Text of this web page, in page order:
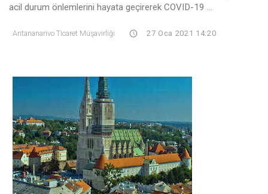
acil durum önlemlerini hayata geçirerek COVID-19 ...
Antananarivo Ticaret Müşavirliği 27 Oca 2021 14:20